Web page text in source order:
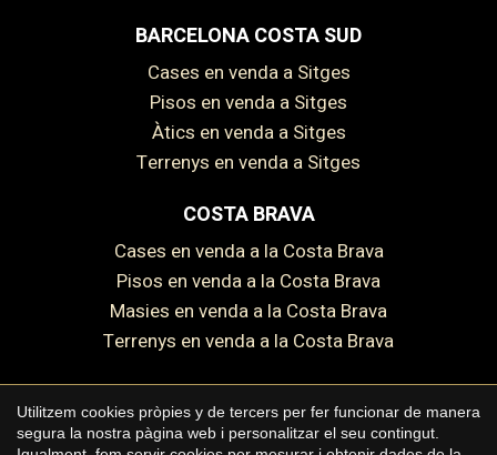
BARCELONA COSTA SUD
Cases en venda a Sitges
Pisos en venda a Sitges
Àtics en venda a Sitges
Terrenys en venda a Sitges
COSTA BRAVA
Cases en venda a la Costa Brava
Pisos en venda a la Costa Brava
Masies en venda a la Costa Brava
Terrenys en venda a la Costa Brava
Copyright © 2026 Premium Houses
Utilitzem cookies pròpies y de tercers per fer funcionar de manera
segura la nostra pàgina web i personalitzar el seu contingut.
Guardar configuració Acceptar totes